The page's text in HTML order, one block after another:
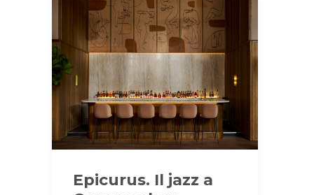
Epicurus. Il jazz a